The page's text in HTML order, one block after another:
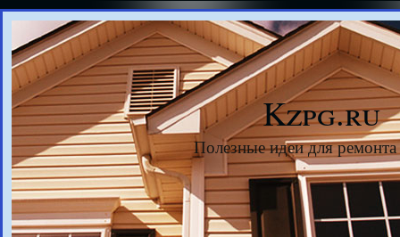
Kzpg.ru
Полезные идеи для